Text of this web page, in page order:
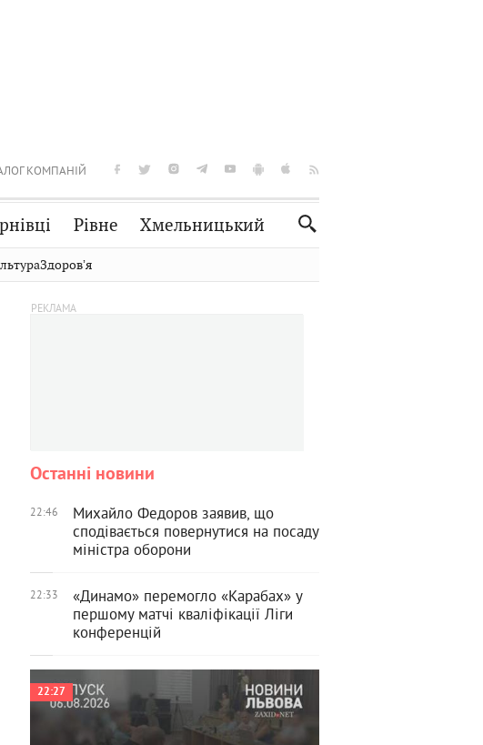
КОМПАНІЙ
Рівне Хмельницький
Словко
Здоровʼя
Останні новини
22:46
Михайло Федоров заявив, що
сподівається повернутися на посаду
міністра оборони
22:33
«Динамо» перемогло «Карабах» у
першому матчі кваліфікації Ліги
конференцій
22:27